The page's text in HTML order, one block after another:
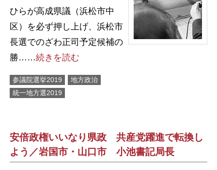
ひらが高成県議（浜松市中
区）を必ず押し上げ、浜松市
長選でのざわ正司予定候補の
勝……続きを読む
参議院選挙2019
地方政治
統一地方選2019
安倍政権いいなり県政 共産党躍進で転換し
よう／岩国市・山口市 小池書記局長